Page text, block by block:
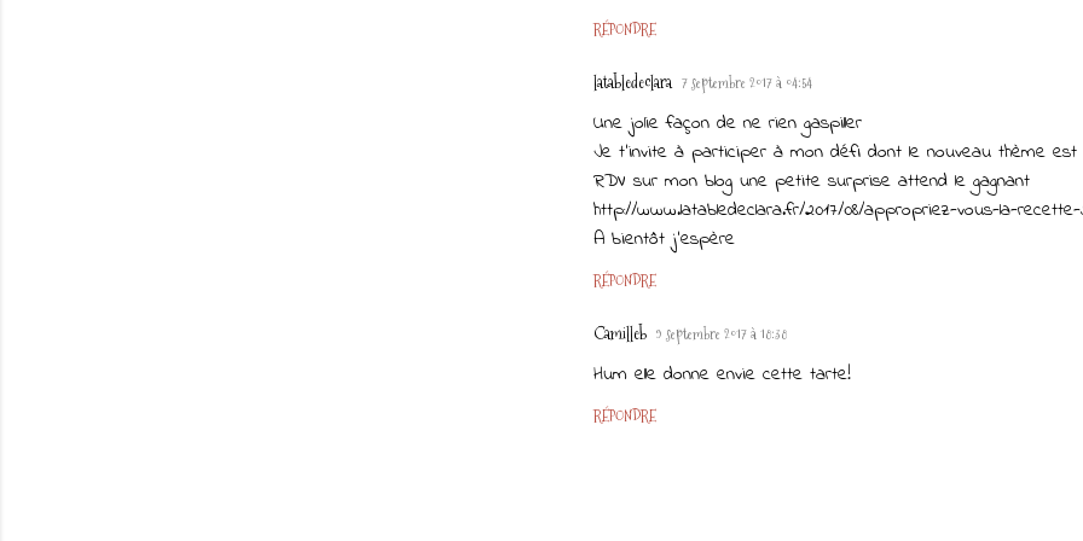
RÉPONDRE
latabledeclara 7 septembre 2017 à 04:54
Une jolie façon de ne rien gaspiller
Je t'invite à participer à mon défi dont le nouveau thème
RDV sur mon blog une petite surprise attend le gagnant
http://www.latabledeclara.fr/2017/08/appropriez-vous-la-
A bientôt j'espère
RÉPONDRE
Camilleb 9 septembre 2017 à 18:38
Hum elle donne envie cette tarte!
RÉPONDRE